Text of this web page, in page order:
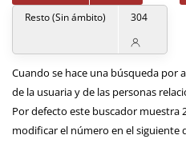
Resto (Sin ámbito)
304
Cuando se hace una búsqueda por
de la usuaria y de las personas
Por defecto este buscador muestra
modificar el número en el siguiente